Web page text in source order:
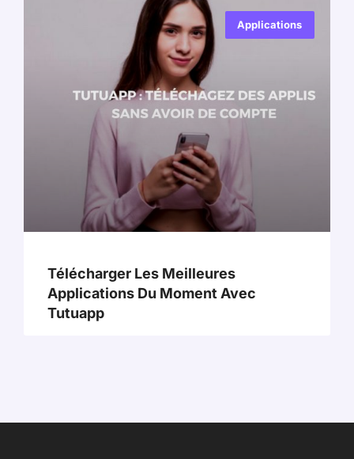
Applications
Télécharger Les Meilleures
Applications Du Moment Avec
Tutuapp